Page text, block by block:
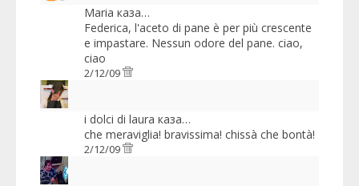
Maria каза…
Federica, l'aceto di pane è per più crescente
e impastare. Nessun odore del pane. ciao,
ciao
2/12/09
i dolci di laura каза…
che meraviglia! bravissima! chissà che bontà!
2/12/09